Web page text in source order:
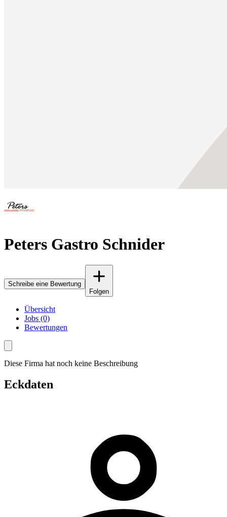
Peters Gastro Schnider
Schreibe eine Bewertung
Folgen
Übersicht
Jobs (0)
Bewertungen
Diese Firma hat noch keine Beschreibung
Eckdaten